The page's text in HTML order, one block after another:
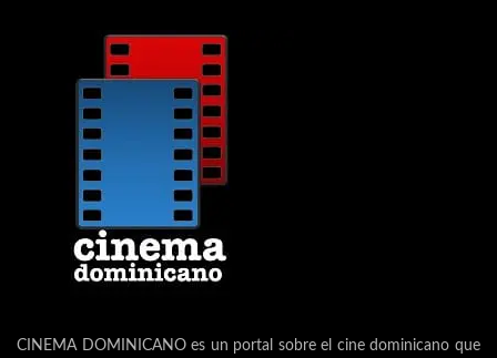
CINEMA DOMINICANO es un portal sobre el cine dominicano que